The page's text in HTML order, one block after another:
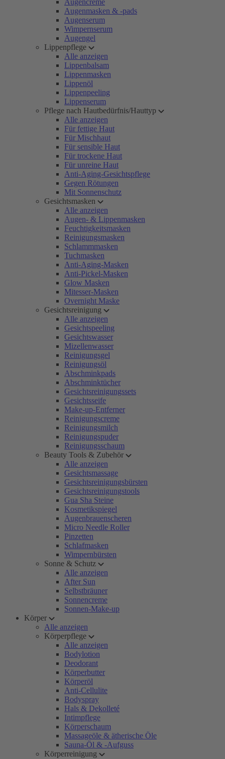
Augencreme
Augenmasken & -pads
Augenserum
Wimpernserum
Augengel
Lippenpflege
Alle anzeigen
Lippenbalsam
Lippenmasken
Lippenöl
Lippenpeeling
Lippenserum
Pflege nach Hautbedürfnis/Hauttyp
Alle anzeigen
Für fettige Haut
Für Mischhaut
Für sensible Haut
Für trockene Haut
Für unreine Haut
Anti-Aging-Gesichtspflege
Gegen Rötungen
Mit Sonnenschutz
Gesichtsmasken
Alle anzeigen
Augen- & Lippenmasken
Feuchtigkeitsmasken
Reinigungsmasken
Schlammmasken
Tuchmasken
Anti-Aging-Masken
Anti-Pickel-Masken
Glow Masken
Mitesser-Masken
Overnight Maske
Gesichtsreinigung
Alle anzeigen
Gesichtspeeling
Gesichtswasser
Mizellenwasser
Reinigungsgel
Reinigungsöl
Abschminkpads
Abschminktücher
Gesichtsreinigungssets
Gesichtsseife
Make-up-Entferner
Reinigungscreme
Reinigungsmilch
Reinigungspuder
Reinigungsschaum
Beauty Tools & Zubehör
Alle anzeigen
Gesichtsmassage
Gesichtsreinigungsbürsten
Gesichtsreinigungstools
Gua Sha Steine
Kosmetikspiegel
Augenbrauenscheren
Micro Needle Roller
Pinzetten
Schlafmasken
Wimpernbürsten
Sonne & Schutz
Alle anzeigen
After Sun
Selbstbräuner
Sonnencreme
Sonnen-Make-up
Körper
Alle anzeigen
Körperpflege
Alle anzeigen
Bodylotion
Deodorant
Körperbutter
Körperöl
Anti-Cellulite
Bodyspray
Hals & Dekolleté
Intimpflege
Körperschaum
Massageöle & ätherische Öle
Sauna-Öl & -Aufguss
Körperreinigung